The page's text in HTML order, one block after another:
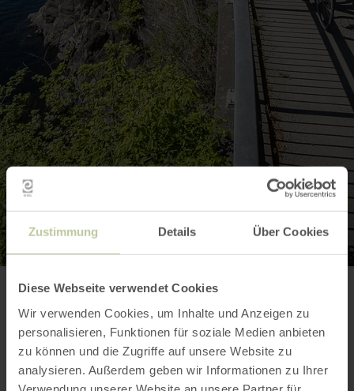
Zustimmung Details Über Cookies
Diese Webseite verwendet Cookies
Wir verwenden Cookies, um Inhalte und Anzeigen zu
personalisieren, Funktionen für soziale Medien anbieten
zu können und die Zugriffe auf unsere Website zu
analysieren. Außerdem geben wir Informationen zu Ihrer